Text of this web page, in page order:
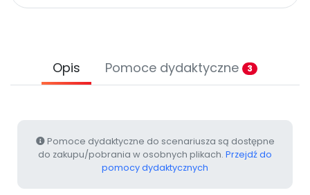
Opis Pomoce dydaktyczne 3
Pomoce dydaktyczne do scenariusza są dostępne
do zakupu/pobrania w osobnych plikach. Przejdź do
pomocy dydaktycznych